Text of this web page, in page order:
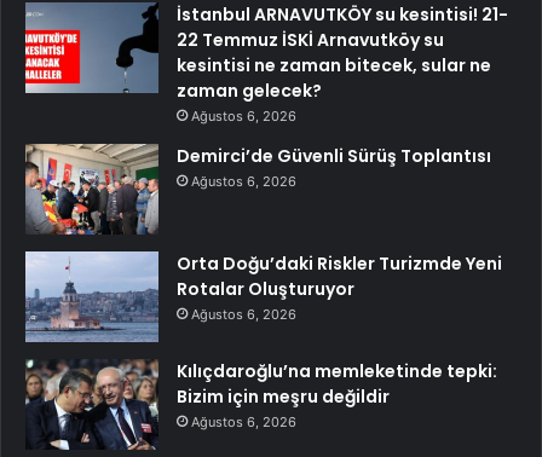
İstanbul ARNAVUTKÖY su kesintisi! 21-
22 Temmuz İSKİ Arnavutköy su
kesintisi ne zaman bitecek, sular ne
zaman gelecek?
Ağustos 6, 2026
Demirci’de Güvenli Sürüş Toplantısı
Ağustos 6, 2026
Orta Doğu’daki Riskler Turizmde Yeni
Rotalar Oluşturuyor
Ağustos 6, 2026
Kılıçdaroğlu’na memleketinde tepki:
Bizim için meşru değildir
Ağustos 6, 2026